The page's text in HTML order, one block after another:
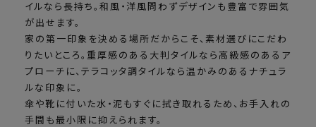
イルなら長持ち。和風・洋風問わずデザインも豊富で雰囲気
が出せます。
家の第一印象を決める場所だからこそ、素材選びにこだわ
りたいところ。重厚感のある大判タイルなら高級感のあるア
プローチに、テラコッタ調タイルなら温かみのあるナチュラ
ルな印象に。
傘や靴に付いた水・泥もすぐに拭き取れるため、お手入れの
手間も最小限に抑えられます。